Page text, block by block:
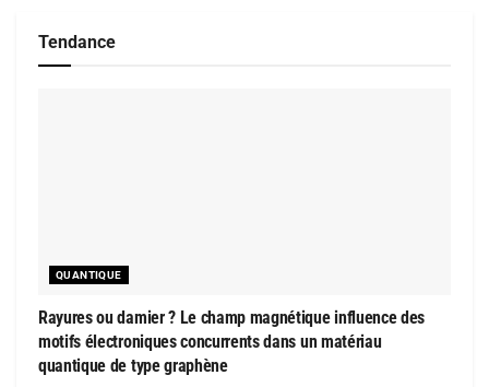
Tendance
QUANTIQUE
Rayures ou damier ? Le champ magnétique influence des
motifs électroniques concurrents dans un matériau
quantique de type graphène